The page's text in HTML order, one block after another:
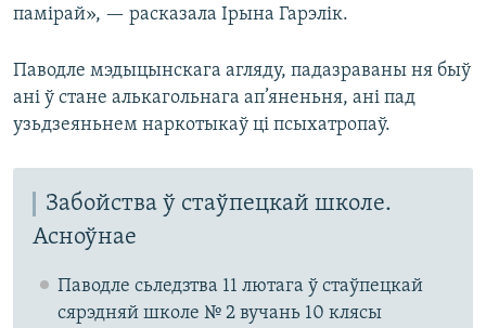
памірай», — расказала Ірына Гарэлік.
Паводле мэдыцынскага агляду, падазраваны ня быў
ані ў стане алькагольнага ап’яненьня, ані пад
узьдзеяньнем наркотыкаў ці псыхатропаў.
Забойства ў стаўпецкай школе.
Асноўнае
Паводле сьледзтва 11 лютага ў стаўпецкай
сярэдняй школе № 2 вучань 10 клясы